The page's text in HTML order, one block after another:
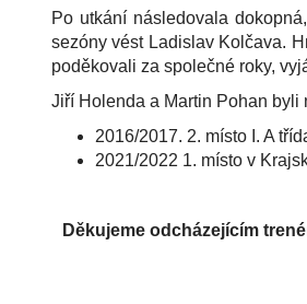
Po utkání následovala
sezóny vést Ladislav Kolčava.
poděkovali za společné roky,
Jiří Holenda a Martin Pohan byli
2016/2017. 2. místo I. A
2021/2022 1. místo v
Děkujeme odcházejícím